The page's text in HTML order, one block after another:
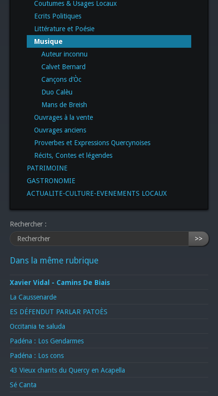
Coutumes & Usages Locaux
Ecrits Politiques
Littérature et Poésie
Musique
Auteur inconnu
Calvet Bernard
Cançons d’Òc
Duo Calèu
Mans de Breish
Ouvrages à la vente
Ouvrages anciens
Proverbes et Expressions Quercynoises
Récits, Contes et légendes
PATRIMOINE
GASTRONOMIE
ACTUALITE-CULTURE-EVENEMENTS LOCAUX
Rechercher :
>>
Dans la même rubrique
Xavier Vidal - Camins De Biais
La Caussenarde
ES DÉFENDUT PARLAR PATOÈS
Occitania te saluda
Padéna : Los Gendarmes
Padéna : Los cons
43 Vieux chants du Quercy en Acapella
Sé Canta